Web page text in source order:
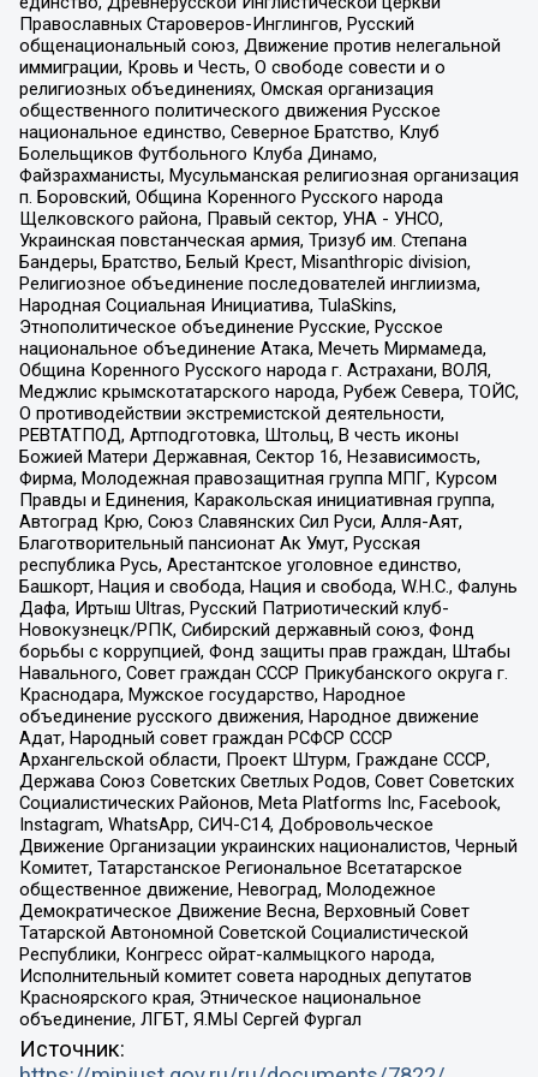
Православных Староверов-Инглингов, Русский
общенациональный союз, Движение против нелегальной
иммиграции, Кровь и Честь, О свободе совести и о
религиозных объединениях, Омская организация
общественного политического движения Русское
национальное единство, Северное Братство, Клуб
Болельщиков Футбольного Клуба Динамо,
Файзрахманисты, Мусульманская религиозная организация
п. Боровский, Община Коренного Русского народа
Щелковского района, Правый сектор, УНА - УНСО,
Украинская повстанческая армия, Тризуб им. Степана
Бандеры, Братство, Белый Крест, Misanthropic division,
Религиозное объединение последователей инглиизма,
Народная Социальная Инициатива, TulaSkins,
Этнополитическое объединение Русские, Русское
национальное объединение Атака, Мечеть Мирмамеда,
Община Коренного Русского народа г. Астрахани, ВОЛЯ,
Меджлис крымскотатарского народа, Рубеж Севера, ТОЙС,
О противодействии экстремистской деятельности,
РЕВТАТПОД, Артподготовка, Штольц, В честь иконы
Божией Матери Державная, Сектор 16, Независимость,
Фирма, Молодежная правозащитная группа МПГ, Курсом
Правды и Единения, Каракольская инициативная группа,
Автоград Крю, Союз Славянских Сил Руси, Алля-Аят,
Благотворительный пансионат Ак Умут, Русская
республика Русь, Арестантское уголовное единство,
Башкорт, Нация и свобода, Нация и свобода, W.H.С., Фалунь
Дафа, Иртыш Ultras, Русский Патриотический клуб-
Новокузнецк/РПК, Сибирский державный союз, Фонд
борьбы с коррупцией, Фонд защиты прав граждан, Штабы
Навального, Совет граждан СССР Прикубанского округа г.
Краснодара, Мужское государство, Народное
объединение русского движения, Народное движение
Адат, Народный совет граждан РСФСР СССР
Архангельской области, Проект Штурм, Граждане СССР,
Держава Союз Советских Светлых Родов, Совет Советских
Социалистических Районов, Meta Platforms Inc, Facebook,
Instagram, WhatsApp, СИЧ-С14, Добровольческое
Движение Организации украинских националистов, Черный
Комитет, Татарстанское Региональное Всетатарское
общественное движение, Невоград, Молодежное
Демократическое Движение Весна, Верховный Совет
Татарской Автономной Советской Социалистической
Республики, Конгресс ойрат-калмыцкого народа,
Исполнительный комитет совета народных депутатов
Красноярского края, Этническое национальное
объединение, ЛГБТ, Я.МЫ Сергей Фургал
Источник: